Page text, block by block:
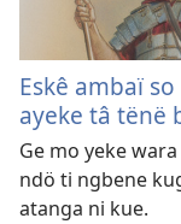
Eskê ambaï
ayeke tâ tënë
Ge mo yeke
ndö ti ngbene
atanga ni kue.